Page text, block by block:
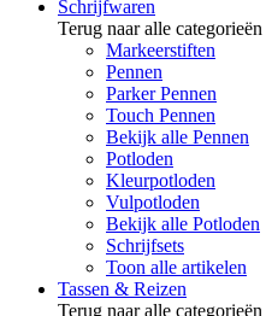
Schrijfwaren
Terug naar alle categorieën
Markeerstiften
Pennen
Parker Pennen
Touch Pennen
Bekijk alle Pennen
Potloden
Kleurpotloden
Vulpotloden
Bekijk alle Potloden
Schrijfsets
Toon alle artikelen
Tassen & Reizen
Terug naar alle categorieën